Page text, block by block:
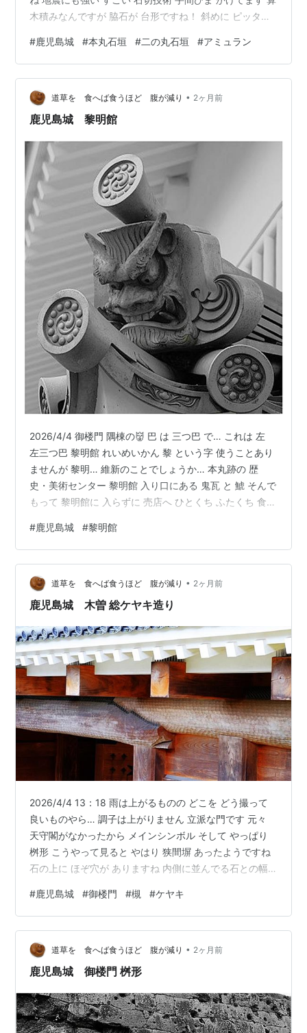
木積みなんですが 脇石が 台形ですね！ 斜めに ピッタリ
丸 左は 二の丸への土橋ではなくて 二の丸です 本丸前の
堀は ここまで です 二の丸 本丸 先に本丸 あとから 二の
丸 これ 御楼門より 北側の 本丸石垣 鏡石 最初…見落とし
ていました さて 城山の洞窟まで がんばる元気がありま
せん 鹿児…
#鹿児島城 #本丸石垣 #二の丸石垣 #アミュラン
道草を 食へば食うほど 腹が減り • 2ヶ月前
鹿児島城 黎明館
2026/4/4 御楼門 隅棟の👹 巴 は 三つ巴 で… これは 左
左三つ巴 黎明館 れいめいかん 黎 という字 使うことあり
ませんが 黎明… 維新のことでしょうか… 本丸跡の 歴
史・美術センター 黎明館 入り口にある 鬼瓦 と 鯱 そんで
もって 黎明館に 入らずに 売店へ ひとくち ふたくち 食べ
た…ふつうのバニラ 土壁 漆喰 ２枚 並べて展示… 間違い
探し？ それとも ウォーリーを探せ？ 黎明館 入り口から
御楼門 薩摩十二麓 ❓ kanko-minamisatsuma.jp 🍦 で 元
気回復のようです 丸十 虎口 降ります 大きい …
#鹿児島城 #黎明館
道草を 食へば食うほど 腹が減り • 2ヶ月前
鹿児島城 木曽 総ケヤキ造り
2026/4/4 13：18 雨は上がるものの どこを どう撮って
良いものやら… 調子は上がりません 立派な門です 元々
天守閣がなかったから メインシンボル そして やっぱり
桝形 こうやって見ると やはり 狭間塀 あったようですね
石の上に ほぞ穴が ありますね 内側に並んでる石との幅
すが 実際に通ると 両側から 石垣が迫ってくる感じがし
て すぐ石垣くらいと 狭いと思いました なまこ壁 縦長の
たてよこ 珍しい ちよっと 梁 見てみましょ 宝歴治水事件
というのがあって 岐阜との縁があり 木曽のケヤキ なん
だそうだ すごい 細工 硬…
#鹿児島城 #御楼門 #槻 #ケヤキ
道草を 食へば食うほど 腹が減り • 2ヶ月前
鹿児島城 御楼門 桝形